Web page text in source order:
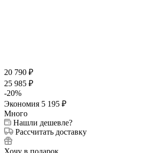
20 790 ₽
25 985 ₽
-20%
Экономия 5 195 ₽
Много
Нашли дешевле?
Рассчитать доставку
Хочу в подарок